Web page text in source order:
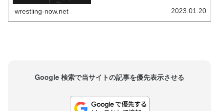
は、よりスポーツライクなコンテンツを欲しがっ
ていたと報じられていました。番組に出演する選
wrestling-now.net 2023.01.20
Google 検索で当サイトの記事を優先表示させる